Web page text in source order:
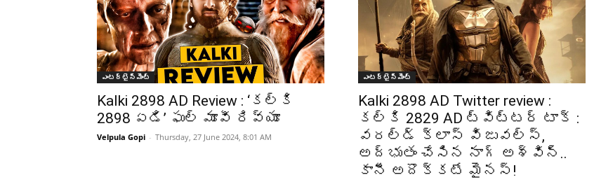
ఎంటర్టైన్మెంట్
Kalki 2898 AD Review : ‘కల్కి
2898 ఏడి’ ఫుల్ మూవీ రివ్యూ
Velpula Gopi - Thursday, 27 June 2024, 8:01 AM
ఎంటర్టైన్మెంట్
Kalki 2898 AD Twitter review :
కల్కి 2829 AD ట్విట్టర్ టాక్ :
వరల్డ్ క్లాస్ విజువల్స్,
అద్భుతం చేసిన నాగ్ అశ్విన్..
కానీ అదొక్కటే మైనస్!